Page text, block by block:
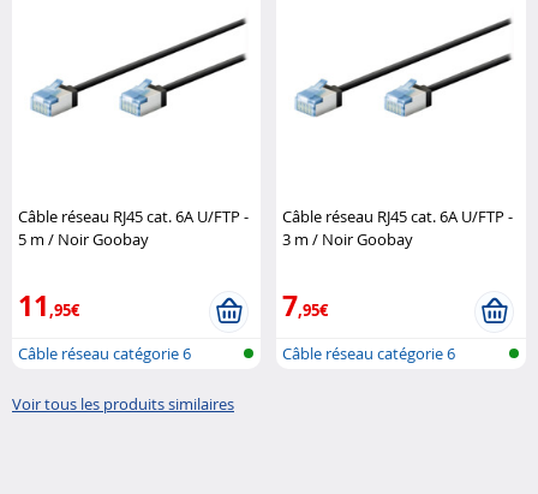
Câble réseau RJ45 cat. 6A U/FTP -
5 m / Noir Goobay
11,95€
Câble réseau catégorie 6
Câble réseau RJ45 cat. 6A U/FTP -
3 m / Noir Goobay
7,95€
Câble réseau catégorie 6
Voir tous les produits similaires